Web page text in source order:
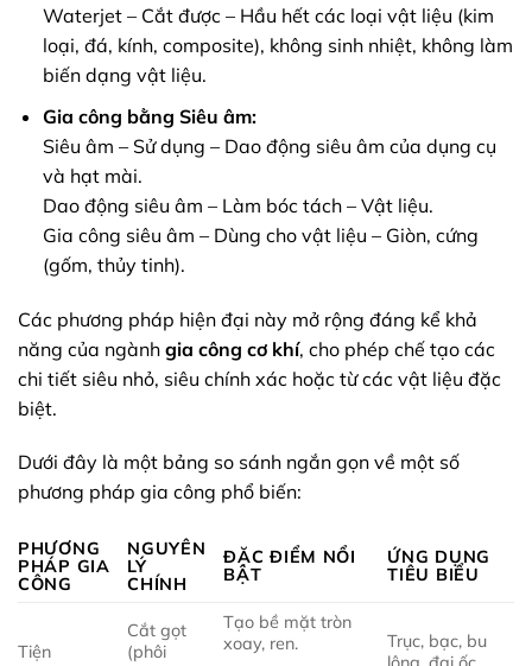
Waterjet – Cắt được – Hầu hết các loại vật liệu (kim
loại, đá, kính, composite), không sinh nhiệt, không làm
biến dạng vật liệu.
Gia công bằng Siêu âm:
Siêu âm – Sử dụng – Dao động siêu âm của dụng cụ
và hạt mài.
Dao động siêu âm – Làm bóc tách – Vật liệu.
Gia công siêu âm – Dùng cho vật liệu – Giòn, cứng
(gốm, thủy tinh).
Các phương pháp hiện đại này mở rộng đáng kể khả
năng của ngành gia công cơ khí, cho phép chế tạo các
chi tiết siêu nhỏ, siêu chính xác hoặc từ các vật liệu đặc
biệt.
Dưới đây là một bảng so sánh ngắn gọn về một số
phương pháp gia công phổ biến:
PHƯƠNG
PHÁP GIA
CÔNG
NGUYÊN
LÝ
CHÍNH
ĐẶC ĐIỂM NỔI
BẬT
ỨNG DỤNG
TIÊU BIỂU
Tiện
Cắt gọt
(phôi
Tạo bề mặt tròn
xoay, ren.
Trục, bạc, bu